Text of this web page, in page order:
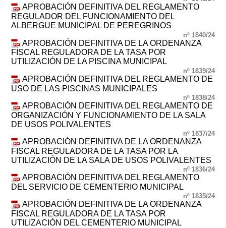
APROBACIÓN DEFINITIVA DEL REGLAMENTO
REGULADOR DEL FUNCIONAMIENTO DEL
ALBERGUE MUNICIPAL DE PEREGRINOS
nº 1840/24
APROBACIÓN DEFINITIVA DE LA ORDENANZA
FISCAL REGULADORA DE LA TASA POR
UTILIZACIÓN DE LA PISCINA MUNICIPAL
nº 1839/24
APROBACIÓN DEFINITIVA DEL REGLAMENTO DE
USO DE LAS PISCINAS MUNICIPALES
nº 1838/24
APROBACIÓN DEFINITIVA DEL REGLAMENTO DE
ORGANIZACIÓN Y FUNCIONAMIENTO DE LA SALA
DE USOS POLIVALENTES
nº 1837/24
APROBACIÓN DEFINITIVA DE LA ORDENANZA
FISCAL REGULADORA DE LA TASA POR LA
UTILIZACIÓN DE LA SALA DE USOS POLIVALENTES
nº 1836/24
APROBACIÓN DEFINITIVA DEL REGLAMENTO
DEL SERVICIO DE CEMENTERIO MUNICIPAL
nº 1835/24
APROBACIÓN DEFINITIVA DE LA ORDENANZA
FISCAL REGULADORA DE LA TASA POR
UTILIZACIÓN DEL CEMENTERIO MUNICIPAL